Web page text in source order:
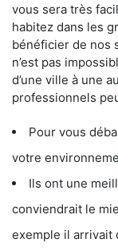
vous sera très
habitez dans les
bénéficier de nos
n’est pas
d’une ville à une
professionnels
Pour vous
votre
Ils ont une
conviendrait le
exemple il arrivait